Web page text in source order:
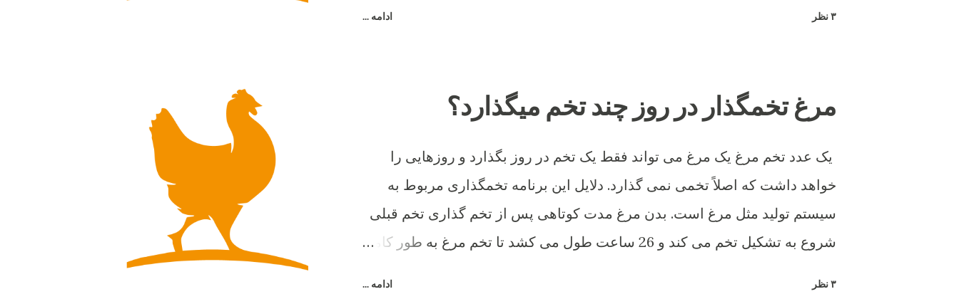
۳ نظر ادامه ...
مرغ تخمگذار در روز چند تخم میگذارد؟
یک عدد تخم مرغ یک مرغ می تواند فقط یک تخم در روز بگذارد و روزهایی را
خواهد داشت که اصلاً تخمی نمی گذارد. دلایل این برنامه تخمگذاری مربوط به
سیستم تولید مثل مرغ است. بدن مرغ مدت کوتاهی پس از تخم گذاری تخم قبلی
شروع به تشکیل تخم می کند و 26 ساعت طول می کشد تا تخم مرغ به طور کامل
۳ نظر ادامه ...